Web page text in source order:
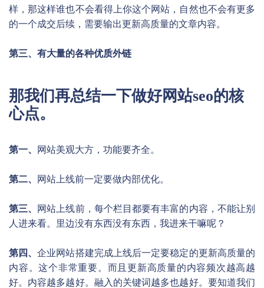
样，那这样谁也不会看得上你这个网站，自然也不会有更多
的一个成交后续，需要输出更新高质量的文章内容。
第三、有大量的各种优质外链
那我们再总结一下做好网站seo的核
心点。
第一、 网站美观大方，功能要齐全。
第二、 网站上线前一定要做内部优化。
第三、
网站上线前，每个栏目都要有丰富的内容，不能让别
人进来看。里边没有东西没有东西，我进来干嘛呢？
第四、企业网站搭建完成上线后一定要稳定的更新高质量的
内容。这个非常重要。而且更新高质量的内容频次越高越
好。内容越多越好。融入的关键词越多也越好。要知道我们